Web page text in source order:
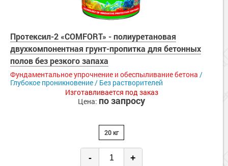
Протексил-2 «COMFORT» - полиуретановая
двухкомпонентная грунт-пропитка для бетонных
полов без резкого запаха
Фундаментальное упрочнение и обеспыливание бетона /
Глубокое проникновение / Без растворителей
Изготавливается под заказ
Цена: по запросу
20 кг
- +